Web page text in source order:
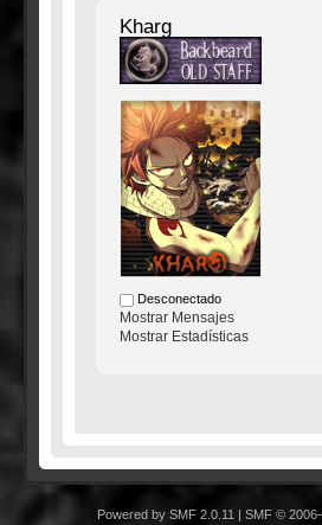
Kharg
Desconectado
Mostrar Mensajes
Mostrar Estadísticas
Powered by SMF 2.0.11
SMF ©